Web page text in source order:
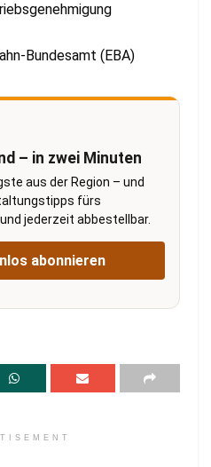
Bundesamt (EBA)
– in zwei Minuten
aus der Region – und
fürs
jederzeit abbestellbar.
abonnieren